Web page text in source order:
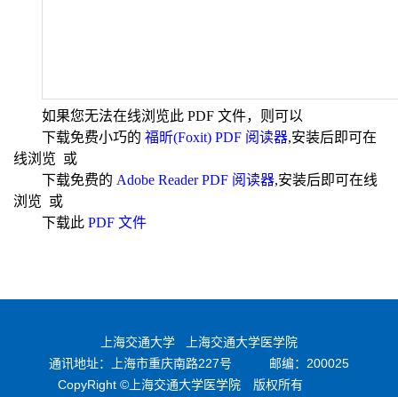
如果您无法在线浏览此 PDF 文件，则可以
下载免费小巧的 福昕(Foxit) PDF 阅读器,安装后即可在
线浏览 或
下载免费的 Adobe Reader PDF 阅读器,安装后即可在线
浏览 或
下载此 PDF 文件
上海交通大学
上海交通大学医学院
通讯地址：上海市重庆南路227号
邮编：200025
CopyRight ©上海交通大学医学院 版权所有